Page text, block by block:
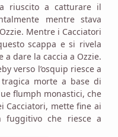
riuscito a catturare il
mentre stava
Mentre i Cacciatori
scappa e si rivela
dare la caccia a Ozzie.
verso l’osquip riesce a
morte a base di
flumph monastici, che
Cacciatori, mette fine ai
che riesce a